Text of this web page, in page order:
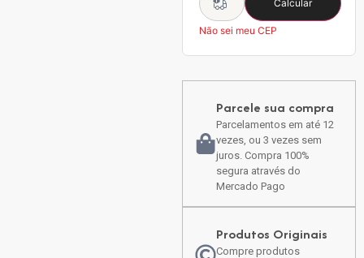
Calcular
Não sei meu CEP
Parcele sua compra
Parcelamentos em até 12
vezes, ou 3 vezes sem
juros. Compra 100%
segura através do
Mercado Pago
Produtos Originais
Compre produtos